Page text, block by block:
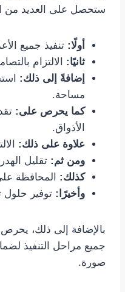
ستحصل على العديد من
أولًا: تنفيذ جميع
ثانيًا: الالتزام
إضافةً إلى ذلك:
مساحة.
كما يحرص على:
الأذواق.
علاوة على ذلك:
ومن ثم: تقليل
كذلك: المحافظة
وأخيرًا: توفير حلول
بالإضافة إلى ذلك،
جميع مراحل التنفيذ
صورة.